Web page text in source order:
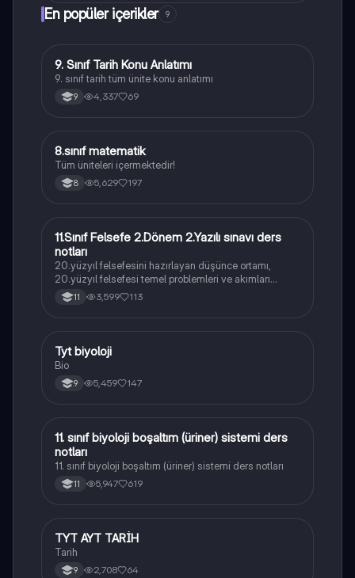
En popüler içerikler 9
Tarih
9. Sınıf Tarih Konu Anlatımı
9. sınıf tarih tüm ünite konu anlatımı
9 4,337 69
Matematik
8.sınıf matematik
Tüm üniteleri içermektedir!
8 5,629 197
Felsefe
11.Sınıf Felsefe 2.Dönem 2.Yazılı sınavı ders
notları
20.yüzyıl felsefesini hazırlayan düşünce ortamı,
20.yüzyıl felsefesi temel problemleri ve akımları
konularını içermektedir
11 3,599 113
Biyoloji
Tyt biyoloji
Bio
9 5,459 147
Biyoloji
11. sınıf biyoloji boşaltım (üriner) sistemi ders
notları
11. sınıf biyoloji boşaltım (üriner) sistemi ders notları
11 5,947 619
Tarih
TYT AYT TARİH
Tarih
9 2,708 64